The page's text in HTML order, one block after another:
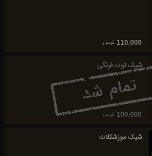
110,000 تومان
شیک توت فرنگی
100,000 تومان
شیک موزشکلات